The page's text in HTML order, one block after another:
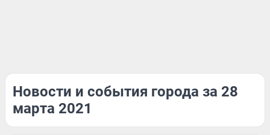
Новости и события города за 28
марта 2021